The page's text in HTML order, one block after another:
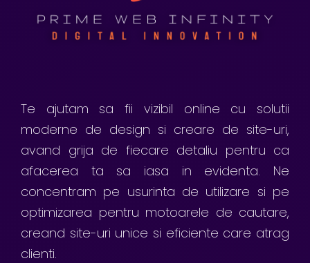
Te ajutam sa fii vizibil online cu solutii
moderne de design si creare de site-uri,
avand grija de fiecare detaliu pentru ca
afacerea ta sa iasa in evidenta. Ne
concentram pe usurinta de utilizare si pe
optimizarea pentru motoarele de cautare,
creand site-uri unice si eficiente care atrag
clienti.